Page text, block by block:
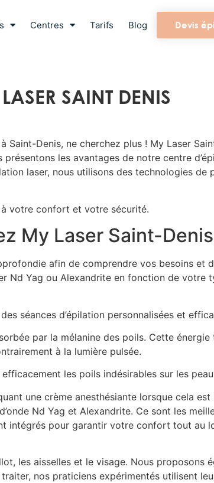
Centres Tarifs Blog Devis
SAINT DENIS
Denis, ne cherchez plus ! My Laser
les avantages de notre centre
laser, nous utilisons des technologies de
à votre confort et votre sécurité.
My Laser Saint-Denis
afin de comprendre vos besoins et
Yag ou Alexandrite en fonction de votre
séances d’épilation personnalisées et
par la mélanine des poils. Cette
à la lumière pulsée.
les poils indésirables sur les
une crème anesthésiante lorsque cela est
Nd Yag et Alexandrite. Ce sont les
intégrés pour garantir votre confort tout au
les aisselles et le visage. Nous proposons
nos praticiens expérimentés utilisent